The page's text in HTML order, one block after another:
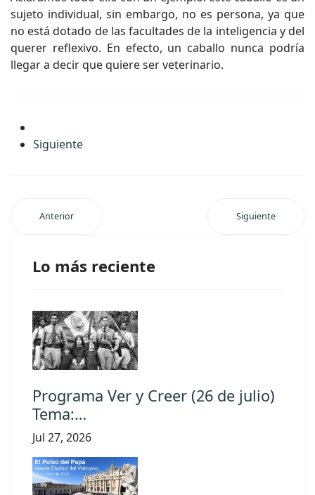
sujeto individual, sin embargo, no es persona, ya que
no está dotado de las facultades de la inteligencia y del
querer reflexivo. En efecto, un caballo nunca podría
llegar a decir que quiere ser veterinario.
Siguiente
Anterior Siguiente
Lo más reciente
Programa Ver y Creer (26 de julio)
Tema:…
Jul 27, 2026